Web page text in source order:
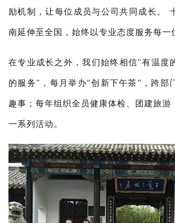
励机制，让每位成员与公司共同成长。
南延伸至全国，始终以专业态度服务每一
在专业成长之外，我们始终相信"有温度
的服务"，每月举办"创新下午茶"，跨部
趣事；每年组织全员健康体检、团建旅游
一系列活动。